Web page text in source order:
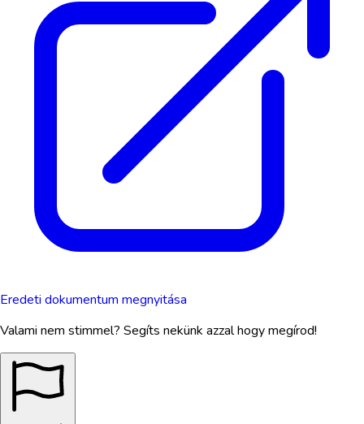
Eredeti dokumentum megnyitása
Valami nem stimmel? Segíts nekünk azzal hogy megírod!